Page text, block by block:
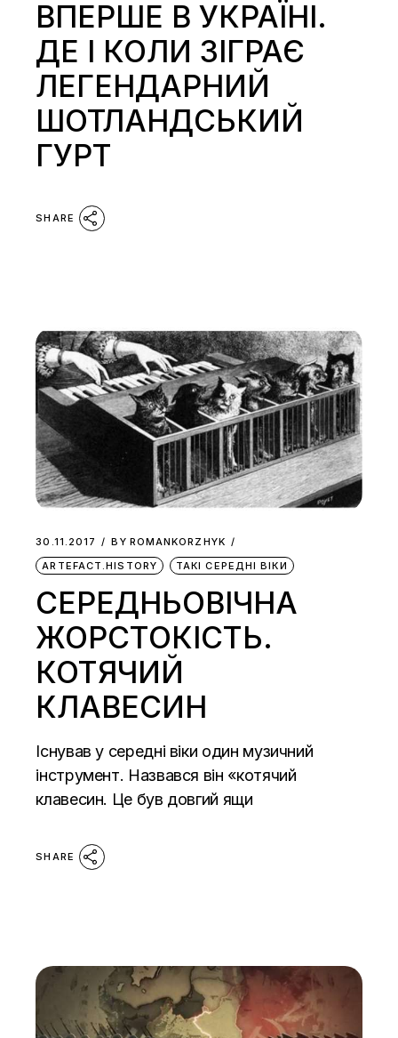
ВПЕРШЕ В УКРАЇНІ.
ДЕ І КОЛИ ЗІГРАЄ
ЛЕГЕНДАРНИЙ
ШОТЛАНДСЬКИЙ
ГУРТ
SHARE
30.11.2017 BY ROMANKORZHYK
ARTEFACT.HISTORY
ТАКІ СЕРЕДНІ ВІКИ
СЕРЕДНЬОВІЧНА
ЖОРСТОКІСТЬ.
КОТЯЧИЙ
КЛАВЕСИН
Існував у середні віки один музичний
інструмент. Назвався він «котячий
клавесин. Це був довгий ящи
SHARE